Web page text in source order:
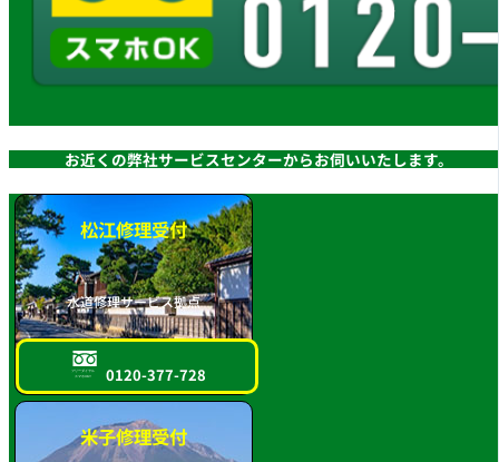
お近くの弊社サービスセンターからお伺いいたします。
松江修理受付
水道修理サービス拠点
フリーダイヤル
スマホOK!! 0120-377-728
米子修理受付